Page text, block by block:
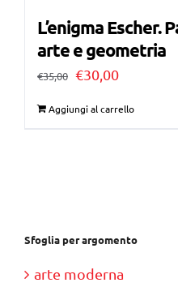
L’enigma Escher.
arte e geometria
€35,00 Il
€30,00Il
Aggiungi al carrello
Sfoglia per argomento
arte moderna